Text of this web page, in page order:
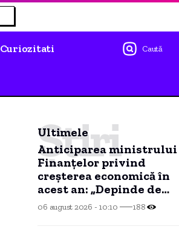
Curiozitati Caută
Ultimele
Știri
Anticiparea ministrului
Finanțelor privind
creșterea economică în
acest an: „Depinde de
evoluția în trimestrele III
și IV”
06 august 2026 - 10:10 188